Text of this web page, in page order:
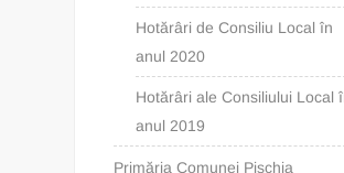
Hotărâri de Consiliu Local în
anul 2020
Hotărâri ale Consiliului Local
anul 2019
Primăria Comunei Pișchia